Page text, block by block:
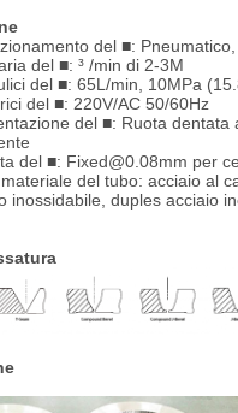
del ■:
del ■: ³ /min di 2-3M
del ■: 65L/min, 10MPa
del ■: 220V/AC 50/60Hz
del ■: Ruota dentata
del ■: Fixed@0.08mm per
del tubo: acciaio al
inossidabile, duples acciaio